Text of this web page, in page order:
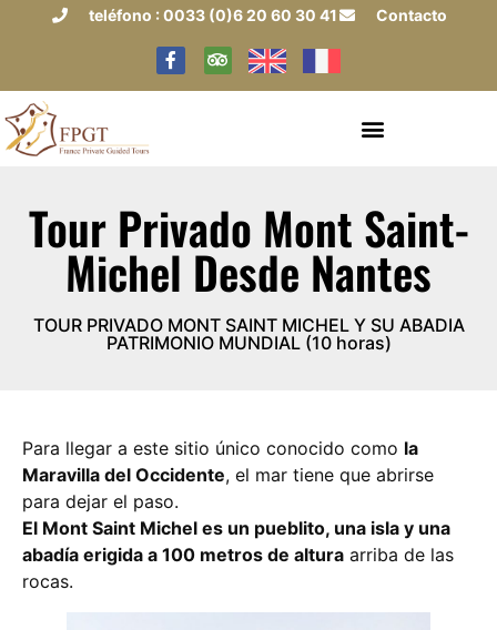
teléfono : 0033 (0)6 20 60 30 41 Contacto
Tour Privado Mont Saint-
Michel Desde Nantes
TOUR PRIVADO MONT SAINT MICHEL Y SU ABADIA
PATRIMONIO MUNDIAL (10 horas)
Para llegar a este sitio único conocido como la
Maravilla del Occidente, el mar tiene que abrirse
para dejar el paso.
El Mont Saint Michel es un pueblito, una isla y una
abadía erigida a 100 metros de altura arriba de las
rocas.